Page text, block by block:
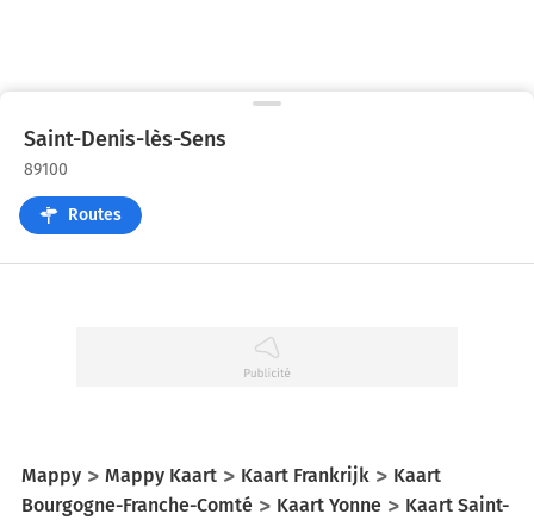
Saint-Denis-lès-Sens
89100
Routes
Mappy Mappy Kaart Kaart Frankrijk
Kaart
Bourgogne-Franche-Comté
Kaart Yonne
Kaart Saint-